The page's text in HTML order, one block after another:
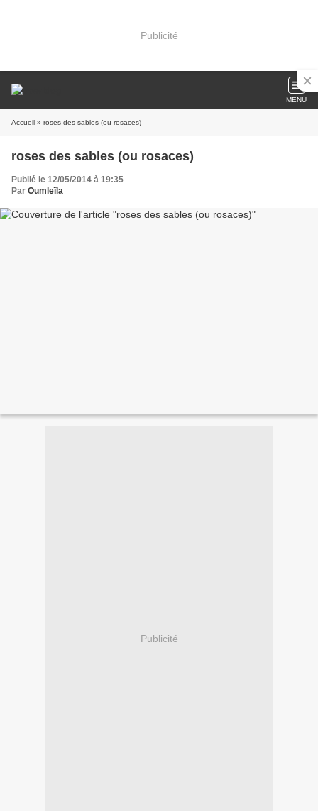
Publicité
MENU
Accueil » roses des sables (ou rosaces)
roses des sables (ou rosaces)
Publié le 12/05/2014 à 19:35
Par Oumleïla
Publicité